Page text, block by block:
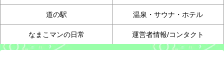
道の駅 温泉・サウナ・ホテル
なまこマンの日常 運営者情報/コンタクト